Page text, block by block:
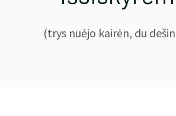
(trys nuėjo kairėn, du